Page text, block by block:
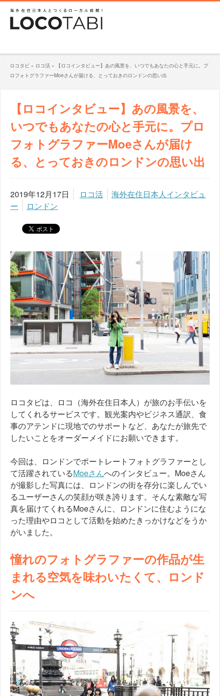
ロコタビ » ロコ活 »
【ロコインタビュー】あの風景を、いつでもあなたの心と手元に。プ
ロフォトグラファーMoeさんが届ける、とっておきのロンドンの思い出
【ロコインタビュー】あの風景を、
いつでもあなたの心と手元に。プロ
フォトグラファーMoeさんが届け
る、とっておきのロンドンの思い出
2019年12月17日 ロコ活
海外在住日本人インタビュ
ー
ロンドン
ロコタビは、ロコ（海外在住日本人）が旅のお手伝いを
してくれるサービスです。観光案内やビジネス通訳、食
事のアテンドに現地でのサポートなど、あなたが旅先で
したいことをオーダーメイドにお願いできます。
今回は、ロンドンでポートレートフォトグラファーとし
て活躍されているMoeさんへのインタビュー。Moeさん
が撮影した写真には、ロンドンの街を存分に楽しんでい
るユーザーさんの笑顔が咲き誇ります。そんな素敵な写
真を届けてくれるMoeさんに、ロンドンに住むようにな
った理由やロコとして活動を始めたきっかけなどをうか
がいました。
憧れのフォトグラファーの作品が生
まれる空気を味わいたくて、ロンド
ンへ